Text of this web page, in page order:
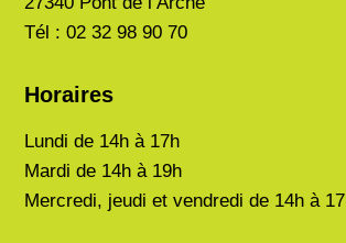
Tél : 02 32 98 90 70
Horaires
Lundi de 14h à 17h
Mardi de 14h à 19h
Mercredi, jeudi et vendredi de 14h à